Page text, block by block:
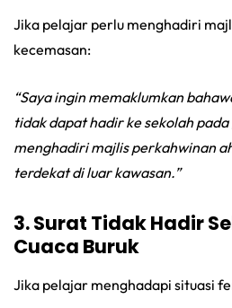
Jika pelajar perlu menghadiri
kecemasan:
“Saya ingin memaklumkan
tidak dapat hadir ke sekolah
menghadiri majlis perkahwinan
terdekat di luar kawasan.”
3. Surat Tidak Hadir
Cuaca Buruk
Jika pelajar menghadapi situasi